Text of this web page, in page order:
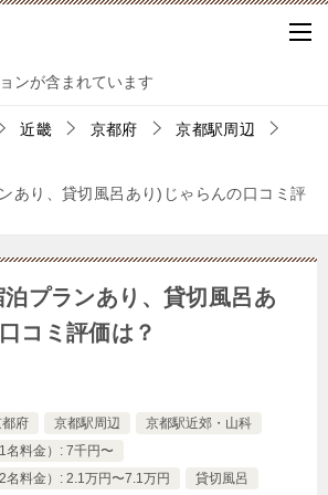
ンが含まれています
近畿 京都府
京都駅周辺
あり、貸切風呂あり)じゃらんの口コミ評
プランあり、貸切風呂あ
コミ評価は？
府 京都駅周辺
京都駅近郊・山科
名料金）: 7千円〜
名料金）: 2.1万円〜7.1万円
貸切風呂